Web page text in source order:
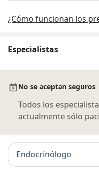
¿Cómo funcionan los
Especialistas
No se aceptan seguros
Todos los
actualmente sólo
Endocrinólogo